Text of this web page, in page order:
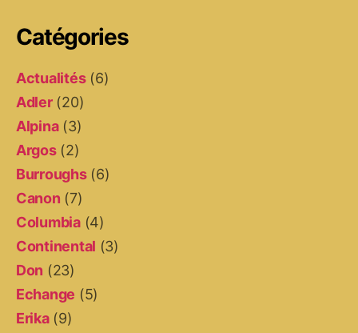
Catégories
Actualités(6)
Adler(20)
Alpina(3)
Argos(2)
Burroughs(6)
Canon (7)
Columbia(4)
Continental (3)
Don (23)
Echange (5)
Erika(9)